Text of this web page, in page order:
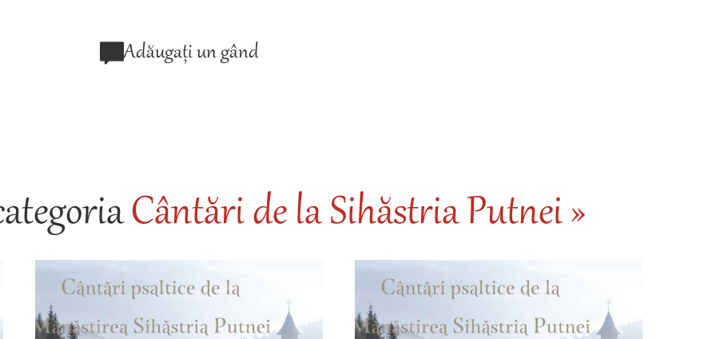
Adăugați un gând
Cântări de la Sihăstria Putnei »